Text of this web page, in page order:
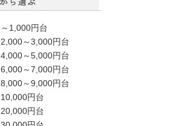
～1,000円台
2,000～3,000円台
4,000～5,000円台
6,000～7,000円台
8,000～9,000円台
10,000円台
20,000円台